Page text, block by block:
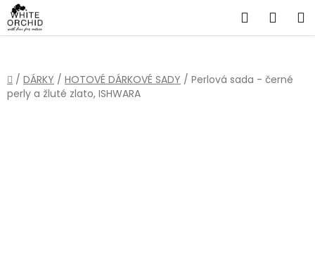
Přejít
na
obsah
Hledat
Domů
/ DÁRKY / HOTOVÉ DÁRKOVÉ SADY / Perlová sada - černé
perly a žluté zlato, ISHWARA